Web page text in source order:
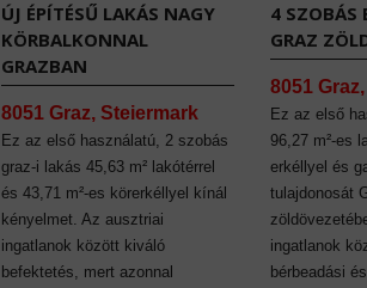
ÚJ ÉPÍTÉSŰ LAKÁS NAGY
KÖRBALKONNAL
GRAZBAN
8051 Graz, Steiermark
Ez az első használatú, 2 szobás
graz-i lakás 45,63 m² lakótérrel
és 43,71 m²-es körerkéllyel kínál
kényelmet. Az ausztriai
ingatlanok között kiváló
befektetés, mert azonnal
4 SZOBÁS
GRAZ
8051
Ez az első
96,27 m²-es
erkéllyel és
tulajdonosát
ingatlanok
bérbeadási